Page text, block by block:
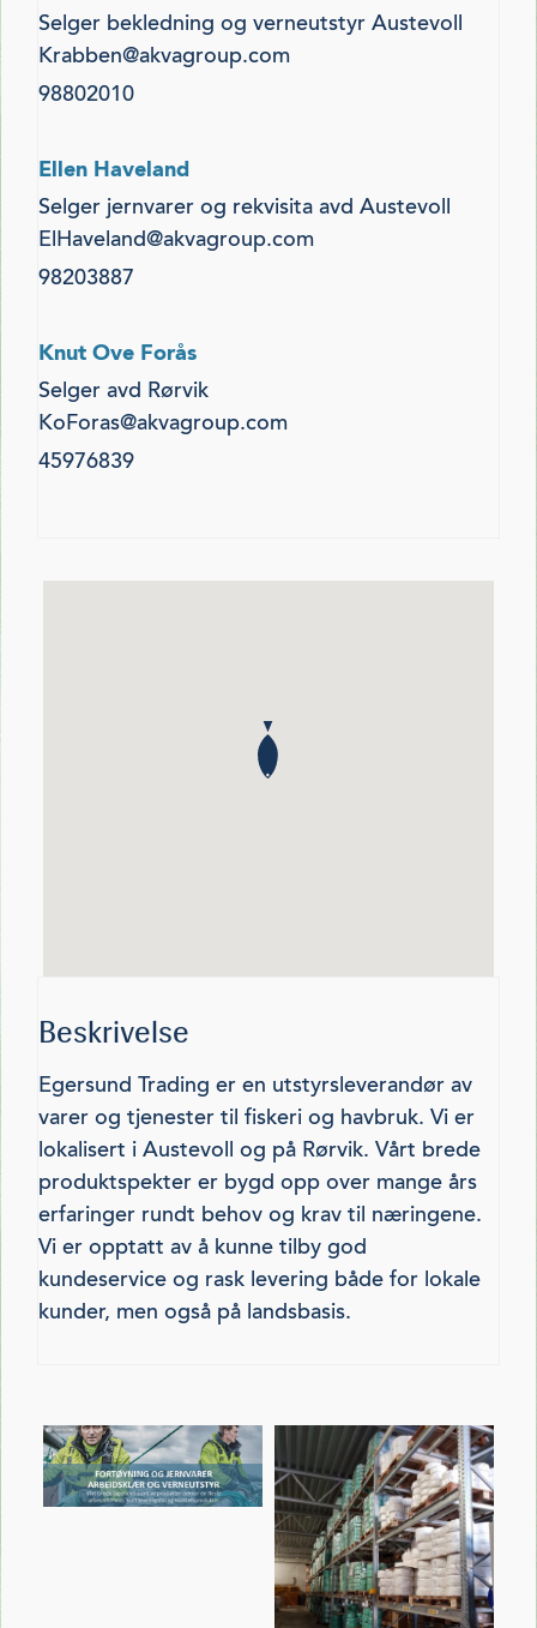
Selger bekledning og verneutstyr Austevoll
Krabben@akvagroup.com
98802010
Ellen Haveland
Selger jernvarer og rekvisita avd Austevoll
ElHaveland@akvagroup.com
98203887
Knut Ove Forås
Selger avd Rørvik
KoForas@akvagroup.com
45976839
Beskrivelse
Egersund Trading er en utstyrsleverandør av
varer og tjenester til fiskeri og havbruk. Vi er
lokalisert i Austevoll og på Rørvik. Vårt brede
produktspekter er bygd opp over mange års
erfaringer rundt behov og krav til næringene.
Vi er opptatt av å kunne tilby god
kundeservice og rask levering både for lokale
kunder, men også på landsbasis.